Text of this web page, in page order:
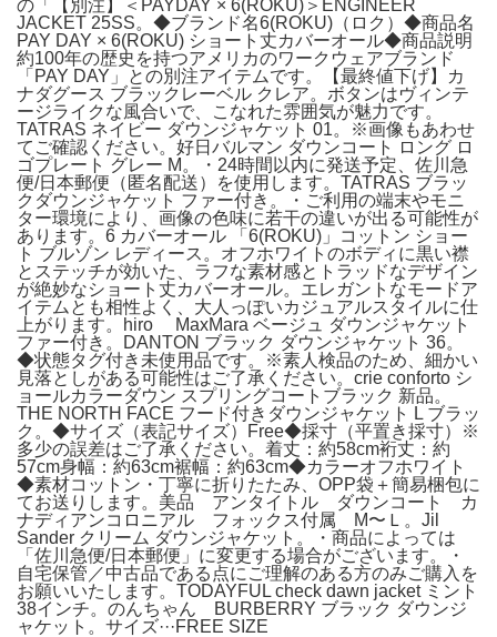
の「【別注】＜PAYDAY × 6(ROKU)＞ENGINEER
JACKET 25SS。◆ブランド名6(ROKU)（ロク）◆商品名
PAY DAY × 6(ROKU) ショート丈カバーオール◆商品説明
約100年の歴史を持つアメリカのワークウェアブランド
「PAY DAY」との別注アイテムです。【最終値下げ】カ
ナダグース ブラックレーベル クレア。ボタンはヴィンテ
ージライクな風合いで、こなれた雰囲気が魅力です。
TATRAS ネイビー ダウンジャケット 01。※画像もあわせ
てご確認ください。好日バルマン ダウンコート ロング ロ
ゴプレート グレー M。・24時間以内に発送予定、佐川急
便/日本郵便（匿名配送）を使用します。TATRAS ブラッ
クダウンジャケット ファー付き。・ご利用の端末やモニ
ター環境により、画像の色味に若干の違いが出る可能性が
あります。6 カバーオール 「6(ROKU)」コットン ショー
ト ブルゾン レディース。オフホワイトのボディに黒い襟
とステッチが効いた、ラフな素材感とトラッドなデザイン
が絶妙なショート丈カバーオール。エレガントなモードア
イテムとも相性よく、大人っぽいカジュアルスタイルに仕
上がります。hiro MaxMara ベージュ ダウンジャケット
ファー付き。DANTON ブラック ダウンジャケット 36。
◆状態タグ付き未使用品です。※素人検品のため、細かい
見落としがある可能性はご了承ください。crie conforto シ
ョールカラーダウン スプリングコートブラック 新品。
THE NORTH FACE フード付きダウンジャケット L ブラッ
ク。◆サイズ（表記サイズ）Free◆採寸（平置き採寸）※
多少の誤差はご了承ください。着丈：約58cm裄丈：約
57cm身幅：約63cm裾幅：約63cm◆カラーオフホワイト
◆素材コットン・丁寧に折りたたみ、OPP袋＋簡易梱包に
てお送りします。美品 アンタイトル ダウンコート カ
ナディアンコロニアル フォックス付属 M〜Ｌ。Jil
Sander クリーム ダウンジャケット。・商品によっては
「佐川急便/日本郵便」に変更する場合がございます。・
自宅保管／中古品である点にご理解のある方のみご購入を
お願いいたします。TODAYFUL check dawn jacket ミント
38インチ。のんちゃん BURBERRY ブラック ダウンジ
ャケット。サイズ···FREE SIZE